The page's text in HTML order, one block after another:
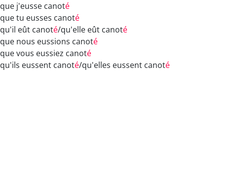
que j'eusse canoté
que tu eusses canoté
qu'il eût canoté/qu'elle eût canoté
que nous eussions canoté
que vous eussiez canoté
qu'ils eussent canoté/qu'elles eussent canoté